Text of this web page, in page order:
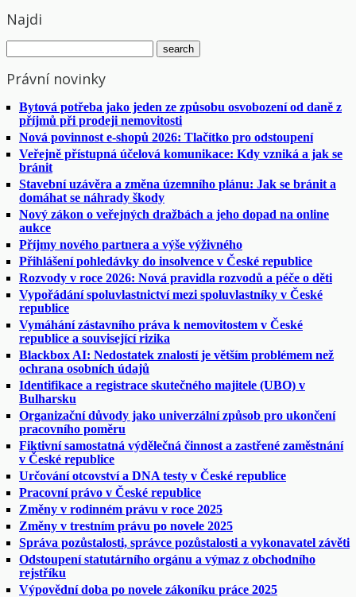
Najdi
Právní novinky
Bytová potřeba jako jeden ze způsobu osvobození od daně z
příjmů při prodeji nemovitosti
Nová povinnost e-shopů 2026: Tlačítko pro odstoupení
Veřejně přístupná účelová komunikace: Kdy vzniká a jak se
bránit
Stavební uzávěra a změna územního plánu: Jak se bránit a
domáhat se náhrady škody
Nový zákon o veřejných dražbách a jeho dopad na online
aukce
Příjmy nového partnera a výše výživného
Přihlášení pohledávky do insolvence v České republice
Rozvody v roce 2026: Nová pravidla rozvodů a péče o děti
Vypořádání spoluvlastnictví mezi spoluvlastníky v České
republice
Vymáhání zástavního práva k nemovitostem v České
republice a související rizika
Blackbox AI: Nedostatek znalostí je větším problémem než
ochrana osobních údajů
Identifikace a registrace skutečného majitele (UBO) v
Bulharsku
Organizační důvody jako univerzální způsob pro ukončení
pracovního poměru
Fiktivní samostatná výdělečná činnost a zastřené zaměstnání
v České republice
Určování otcovství a DNA testy v České republice
Pracovní právo v České republice
Změny v rodinném právu v roce 2025
Změny v trestním právu po novele 2025
Správa pozůstalosti, správce pozůstalosti a vykonavatel závěti
Odstoupení statutárního orgánu a výmaz z obchodního
rejstříku
Výpovědní doba po novele zákoníku práce 2025